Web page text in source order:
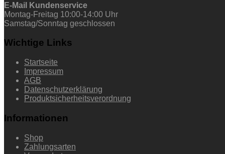
E-Mail Kundenservice
Montag-Freitag 10:00-14:00 Uhr
Samstag/Sonntag geschlossen
Wichtige Links
Startseite
Impressum
AGB
Datenschutzerklärung
Produktsicherheitsverordnung
Informationen
Shop
Zahlungsarten